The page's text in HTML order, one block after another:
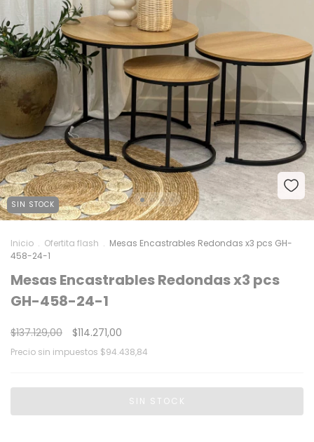
SIN STOCK
Inicio . Ofertita flash . Mesas Encastrables Redondas x3 pcs GH-
458-24-1
Mesas Encastrables Redondas x3 pcs
GH-458-24-1
$137.129,00 $114.271,00
Precio sin impuestos $94.438,84